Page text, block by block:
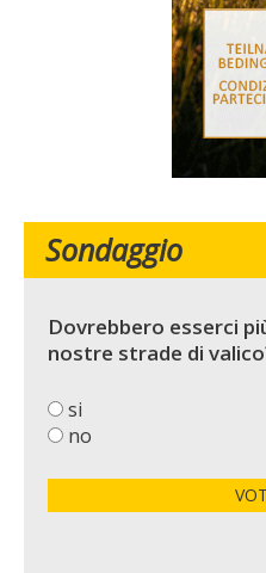
Sondaggio
Dovrebbero esserci
nostre strade di
si
no